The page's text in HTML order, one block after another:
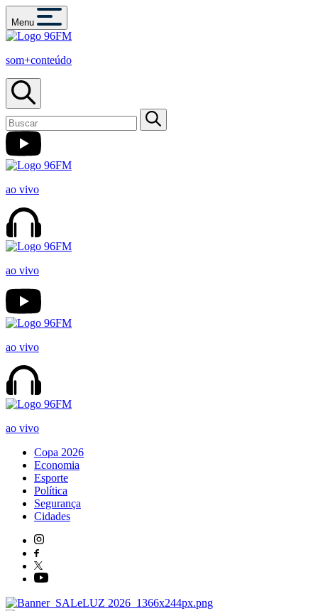
Menu
som+conteúdo
ao vivo
ao vivo
ao vivo
ao vivo
Copa 2026
Economia
Esporte
Política
Segurança
Cidades